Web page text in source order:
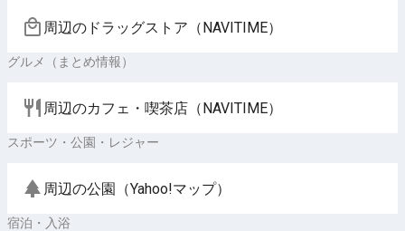
周辺のドラッグストア（NAVITIME）
グルメ（まとめ情報）
周辺のカフェ・喫茶店（NAVITIME）
スポーツ・公園・レジャー
周辺の公園（Yahoo!マップ）
宿泊・入浴